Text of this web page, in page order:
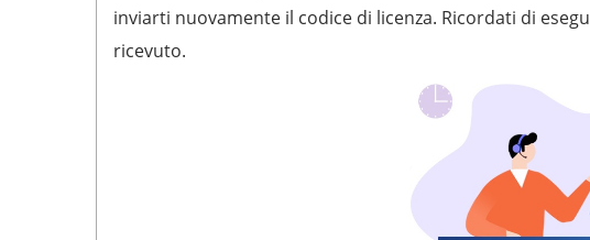
inviarti nuovamente il codice di licenza. Ricordati di
ricevuto.